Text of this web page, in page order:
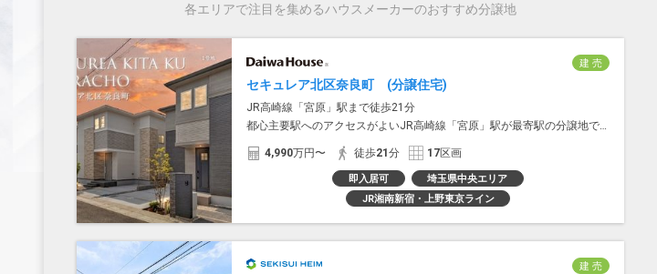
各エリアで注目を集めるハウスメーカーのおすすめ分譲地
建 売
セキュレア北区奈良町 (分譲住宅)
JR高崎線「宮原」駅まで徒歩21分
都心主要駅へのアクセスがよいJR高崎線「宮原」駅が最寄駅の分譲地です。周辺には商業施設や医療施設など、...
4,990万円〜 徒歩21 分 17区画
即入居可
埼玉県中央エリア
JR湘南新宿・上野東京ライン
建 売